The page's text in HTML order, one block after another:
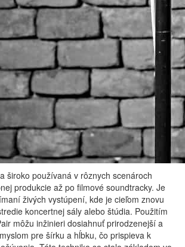
široko používaná v rôznych scenároch
produkcie až po filmové soundtracky. Je
živých vystúpení, kde je cieľom znovu
koncertnej sály alebo štúdia. Použitím
môžu inžinieri dosiahnuť prirodzenejší a
pre šírku a hĺbku, čo prispieva k